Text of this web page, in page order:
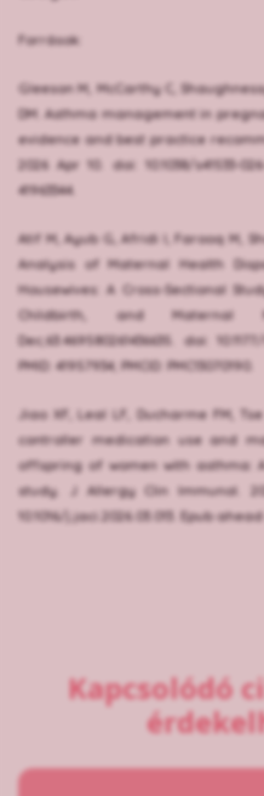
Források:
Gleeson M, McCarthy C,
DM. Asthma management in
evidence and best practice
2026 Apr 10. doi: 10.1038/s41533-
41963344.
Atif M, Ayub G, Afridi I, Farooq M,
Analysis of Maternal Health
Housewives: A Cross-Sectional
Childbirth, and Maternal
Dec;63:469580261436635. doi:
PMID: 41957934; PMCID: PMC13070190.
Jiao XF, Leal LF, Ducharme FM,
controller medication use and
offspring of women with asthma:
study. J Allergy Clin Immunol.
10.1016/j.jaci.2026.03.013. Epub
Kapcsolódó